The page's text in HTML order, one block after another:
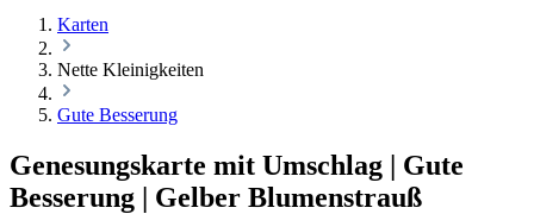
Karten
Nette Kleinigkeiten
Gute Besserung
Genesungskarte mit Umschlag | Gute
Besserung | Gelber Blumenstrauß